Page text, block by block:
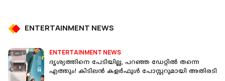
ENTERTAINMENT NEWS
ENTERTAINMENT NEWS
ദൃശ്യത്തിനെ പേടിയില്ല, പറഞ്ഞ ഡേറ്റിൽ തന്നെ
എത്തും! കിടിലൻ കളർഫുൾ പോസ്റ്ററുമായി അതിരടി